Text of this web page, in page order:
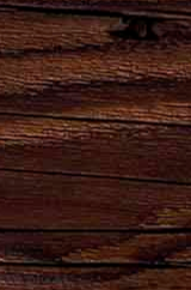
Натуральный
продукт
высшего
качества для
хлеба и
кваса.